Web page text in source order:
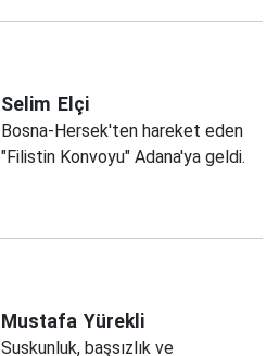
Selim Elçi
Bosna-Hersek'ten hareket eden
"Filistin Konvoyu" Adana'ya geldi.
Mustafa Yürekli
Suskunluk, başsızlık ve